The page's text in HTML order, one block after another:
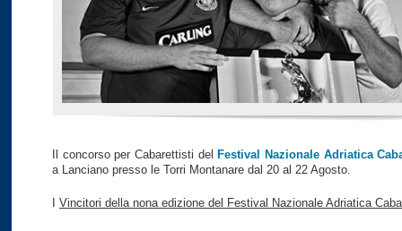
Il concorso per Cabarettisti delFestival Nazionale Adriatica
a Lanciano presso le Torri Montanare dal 20 al 22 Agosto.
I Vincitori della nona edizione del Festival Nazionale Adriatica